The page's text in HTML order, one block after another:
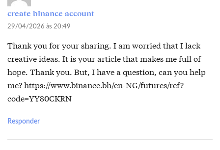
create binance account
29/04/2026 às 20:49
Thank you for your sharing. I am worried that I lack
creative ideas. It is your article that makes me full of
hope. Thank you. But, I have a question, can you help
me?https://www.binance.bh/en-NG/futures/ref?
code=YY80CKRN
Responder